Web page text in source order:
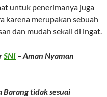
untuk penerimanya juga
karena merupakan sebuah
dan mudah sekali di ingat.
SNI – Aman Nyaman
Barang tidak sesuai